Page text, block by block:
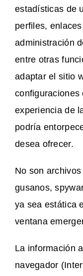
estadísticas de
perfiles,
administración
entre otras
adaptar el sitio
configuraciones
experiencia de
podría
desea ofrecer.
No son
gusanos,
ya sea estática
ventana
La información
navegador